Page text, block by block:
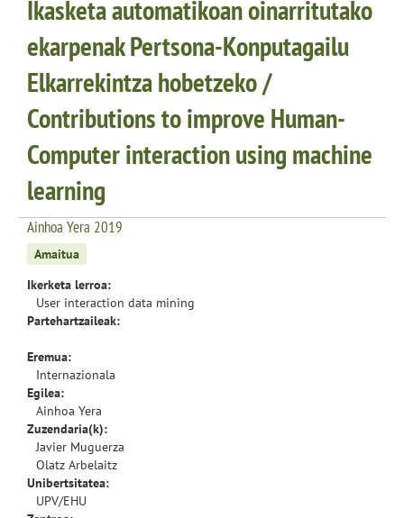
Ikasketa automatikoan oinarritutako
ekarpenak Pertsona-Konputagailu
Elkarrekintza hobetzeko /
Contributions to improve Human-
Computer interaction using machine
learning
Ainhoa Yera 2019
Amaitua
Ikerketa lerroa:
User interaction data mining
Partehartzaileak:
Eremua:
Internazionala
Egilea:
Ainhoa Yera
Zuzendaria(k):
Javier Muguerza
Olatz Arbelaitz
Unibertsitatea:
UPV/EHU